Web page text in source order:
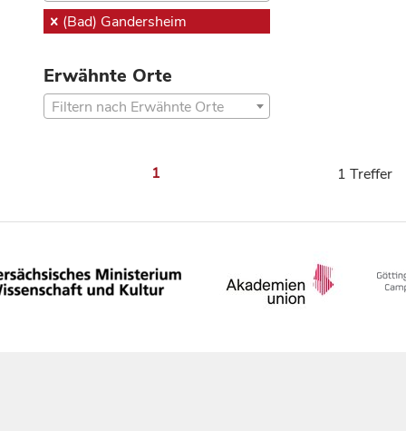
(Bad) Gandersheim
Erwähnte Orte
Filtern nach Erwähnte Orte
1 1 Treffer